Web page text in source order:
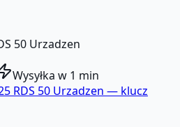
50 Urzadzen
Wysyłka w 1 min
RDS 50 Urzadzen — klucz